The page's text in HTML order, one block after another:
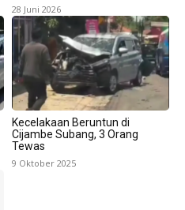
28 Juni 2026
Kecelakaan Beruntun di
Cijambe Subang, 3 Orang
Tewas
9 Oktober 2025